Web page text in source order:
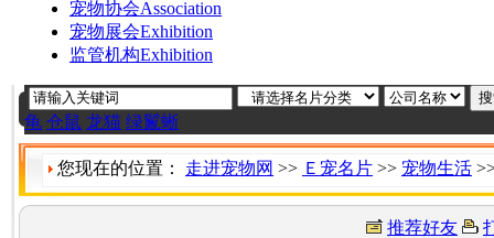
宠物协会Association
宠物展会Exhibition
监管机构Exhibition
龟 仓鼠 龙猫 绿鬣蜥
您现在的位置： 走进宠物网 >> Ｅ宠名片 >> 宠物生活
推荐好友